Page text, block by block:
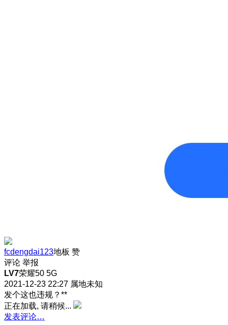
fcdengdai123地板 赞
评论 举报
LV7荣耀50 5G
2021-12-23 22:27 属地未知
发个这也违规？**
正在加载, 请稍候...
发表评论…